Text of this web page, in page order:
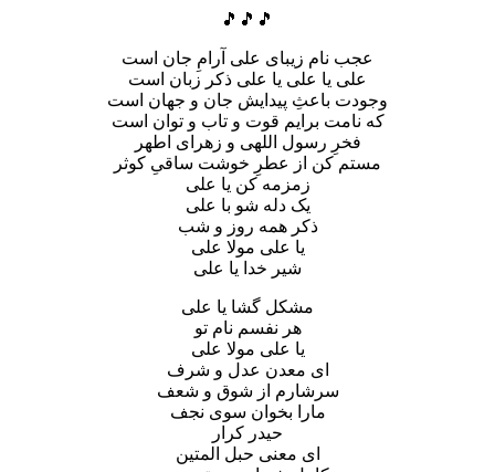
🎵🎵🎵
عجب نام زیبای علی آرامِ جان است
علی یا علی یا علی ذکر زبان است
وجودت باعثِ پیدایش جان و جهان است
که نامت برایم قوت و تاب و توان است
فخرِ رسول اللهی و زهرای اطهر
مستم کن از عطرِ خوشت ساقیِ کوثر
زمزمه کن یا علی
یک دله شو با علی
ذکر همه روز و شب
یا علی مولا علی
شیر خدا یا علی
مشکل گشا یا علی
هر نفسم نام تو
یا علی مولا علی
ای معدن عدل و شرف
سرشارم از شوق و شعف
مارا بخوان سوی نجف
حیدر کرار
ای معنی حبل المتین